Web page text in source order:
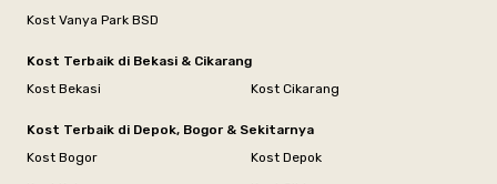
Kost Vanya Park BSD
Kost Terbaik di Bekasi & Cikarang
Kost Bekasi
Kost Cikarang
Kost Terbaik di Depok, Bogor & Sekitarnya
Kost Bogor
Kost Depok